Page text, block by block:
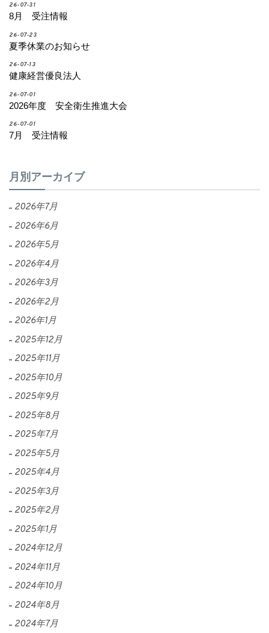
26-07-31
8月 受注情報
26-07-23
夏季休業のお知らせ
26-07-13
健康経営優良法人
26-07-01
2026年度 安全衛生推進大会
26-07-01
7月 受注情報
月別アーカイブ
2026年7月
2026年6月
2026年5月
2026年4月
2026年3月
2026年2月
2026年1月
2025年12月
2025年11月
2025年10月
2025年9月
2025年8月
2025年7月
2025年5月
2025年4月
2025年3月
2025年2月
2025年1月
2024年12月
2024年11月
2024年10月
2024年8月
2024年7月